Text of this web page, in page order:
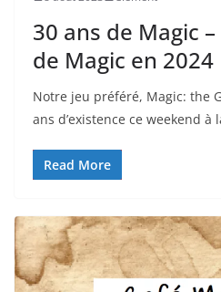
30 ans de Magic
de Magic en 2024
Notre jeu préféré, Magic: the
ans d’existence ce weekend à
Read More